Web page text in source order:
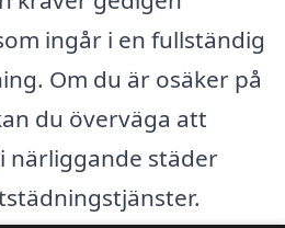
ingår i en fullständig
Om du är osäker på
du överväga att
närliggande städer